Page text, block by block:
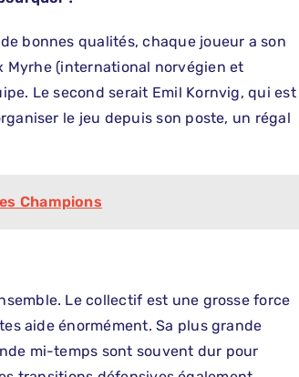
bonnes qualités, chaque joueur a son
Myrhe (international norvégien et
Le second serait Emil Kornvig, qui est
le jeu depuis son poste, un régal
Champions
Le collectif est une grosse force
aide énormément. Sa plus grande
mi-temps sont souvent dur pour